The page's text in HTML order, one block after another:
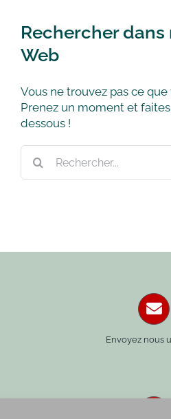
Rechercher
Web
Vous ne trouvez pas ce
Prenez un moment et
dessous !
Envoyez nous